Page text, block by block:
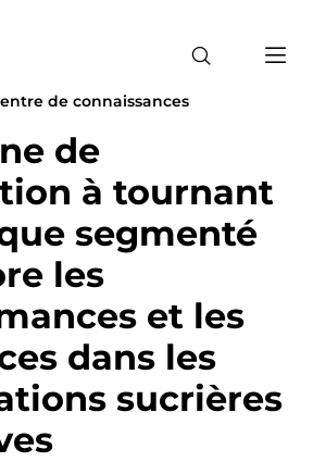
de connaissances
de
à tournant
segmenté
les
et les
dans les
sucrières